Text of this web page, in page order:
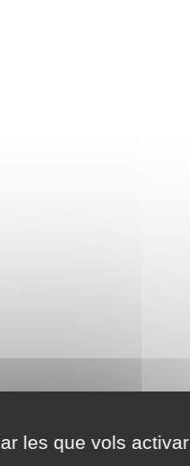
les que vols activar